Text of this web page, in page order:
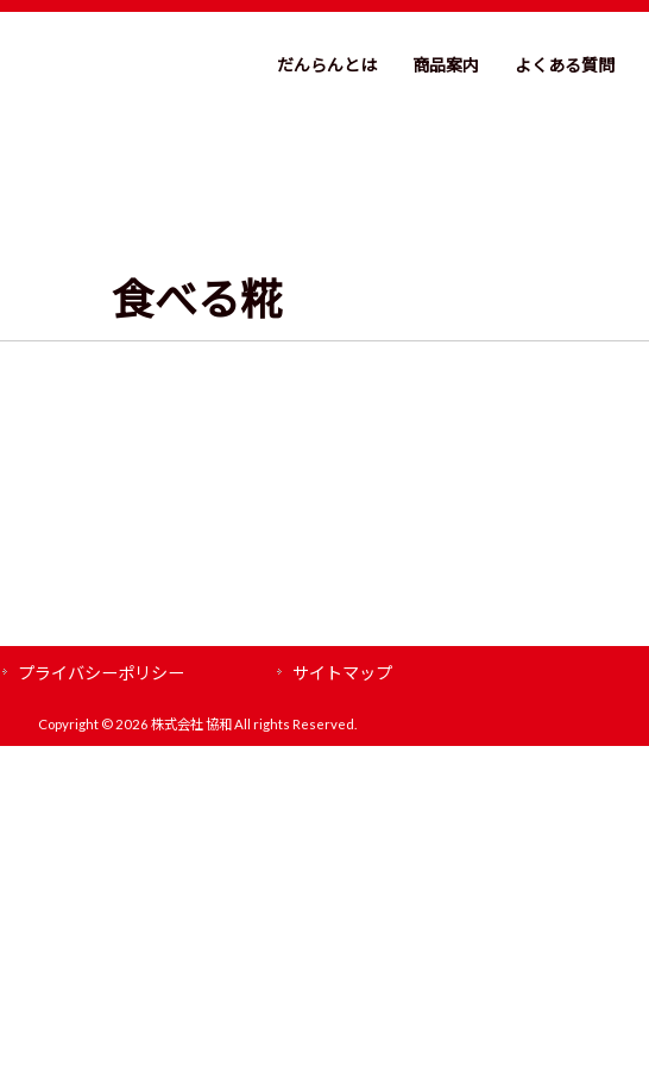
だんらんとは 商品案内 よくある質問
食べる糀
プライバシーポリシー サイトマップ
Copyright © 2026 株式会社 協和 All rights Reserved.